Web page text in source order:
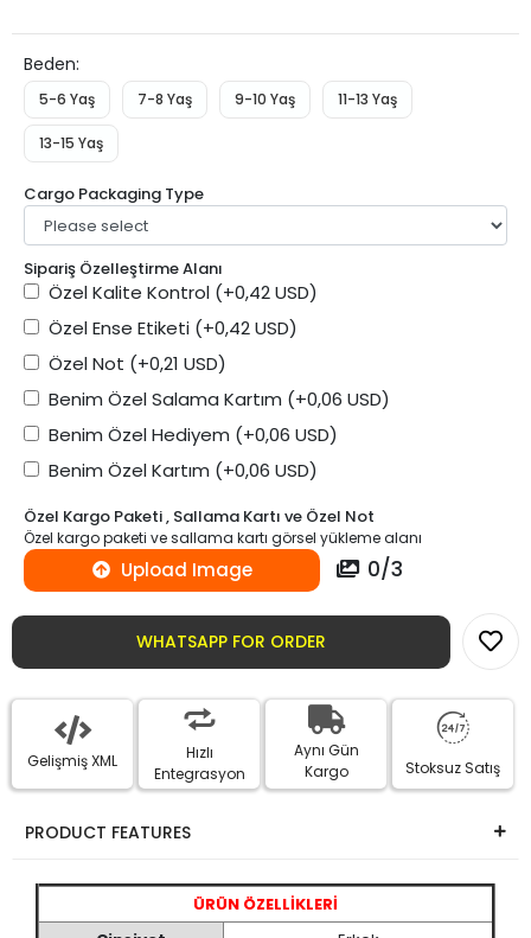
Beden:
5-6 Yaş 7-8 Yaş 9-10 Yaş 11-13 Yaş
13-15 Yaş
Cargo Packaging Type
Sipariş Özelleştirme Alanı
Özel Kalite Kontrol (+0,42 USD)
Özel Ense Etiketi (+0,42 USD)
Özel Not (+0,21 USD)
Benim Özel Salama Kartım (+0,06 USD)
Benim Özel Hediyem (+0,06 USD)
Benim Özel Kartım (+0,06 USD)
Özel Kargo Paketi , Sallama Kartı ve Özel Not
Özel kargo paketi ve sallama kartı görsel yükleme alanı
Upload Image 0/3
WHATSAPP FOR ORDER
Gelişmiş XML
Hızlı
Entegrasyon
Aynı Gün
Kargo
Stoksuz Satış
PRODUCT FEATURES
ÜRÜN ÖZELLİKLERİ